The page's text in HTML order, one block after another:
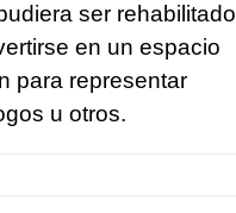
ser rehabilitado
en un espacio
para representar
u otros.